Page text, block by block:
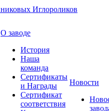
О заводе
История
Наша
команда
Сертификаты
и Награды
Сертификат
соответствия
Новости